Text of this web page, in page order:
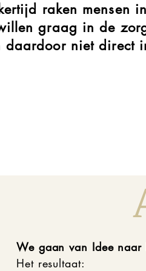
raken mensen
graag in de
daardoor niet direct
We gaan van Idee naar
Het resultaat: